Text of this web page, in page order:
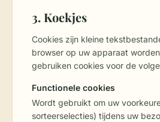
3. Koekjes
Cookies zijn kleine
browser op uw apparaat
gebruiken cookies voor de
Functionele cookies
Wordt gebruikt om uw
sorteerselecties) tijdens uw